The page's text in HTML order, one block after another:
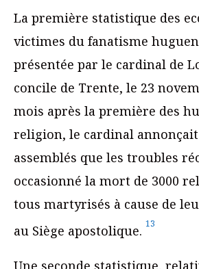
La première statistique des
victimes du fanatisme
présentée par le cardinal de
concile de Trente, le 23
mois après la première des
religion, le cardinal annonçait
assemblés que les troubles
occasionné la mort de 3000
tous martyrisés à cause de
au Siège apostolique. 13